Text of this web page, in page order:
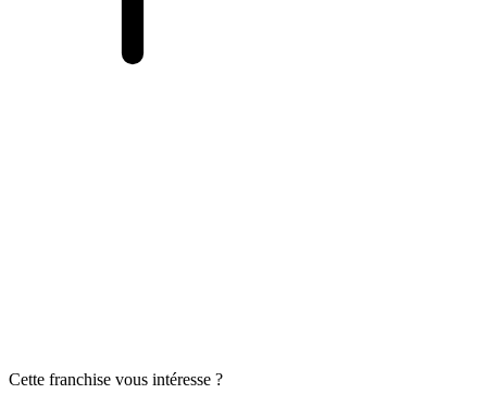
Cette franchise vous intéresse ?